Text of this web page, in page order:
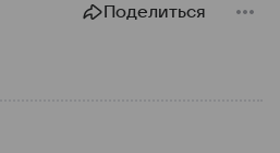
Поделиться